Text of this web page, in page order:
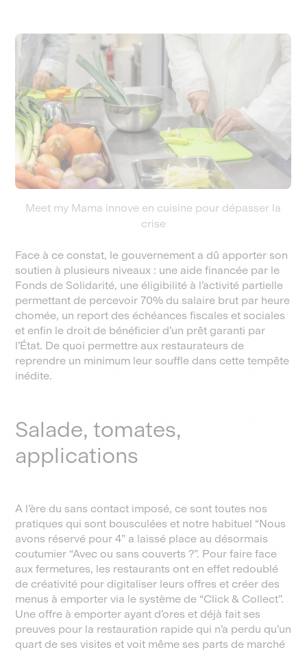
Meet my Mama innove en cuisine pour dépasser la
crise
Face à ce constat, le gouvernement a dû apporter son
soutien à plusieurs niveaux : une aide financée par le
Fonds de Solidarité, une éligibilité à l’activité partielle
permettant de percevoir 70% du salaire brut par heure
chomée, un report des échéances fiscales et sociales
et enfin le droit de bénéficier d’un prêt garanti par
l’État. De quoi permettre aux restaurateurs de
reprendre un minimum leur souffle dans cette tempête
inédite.
Salade, tomates,
applications
A l’ère du sans contact imposé, ce sont toutes nos
pratiques qui sont bousculées et notre habituel “Nous
avons réservé pour 4” a laissé place au désormais
coutumier “Avec ou sans couverts ?”. Pour faire face
aux fermetures, les restaurants ont en effet redoublé
de créativité pour digitaliser leurs offres et créer des
menus à emporter via le système de “Click & Collect”.
Une offre à emporter ayant d’ores et déjà fait ses
preuves pour la restauration rapide qui n’a perdu qu’un
quart de ses visites et voit même ses parts de marché